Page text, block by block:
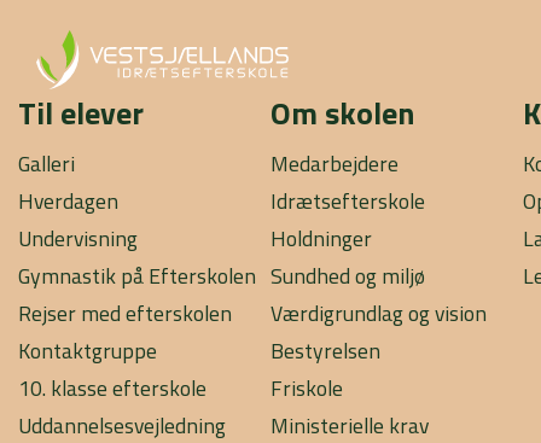
Til elever
Galleri
Hverdagen
Undervisning
Gymnastik på Efterskolen
Rejser med efterskolen
Kontaktgruppe
10. klasse efterskole
Uddannelsesvejledning
Om skolen
Medarbejdere
Idrætsefterskole
Holdninger
Sundhed og miljø
Værdigrundlag og vision
Bestyrelsen
Friskole
Ministerielle krav